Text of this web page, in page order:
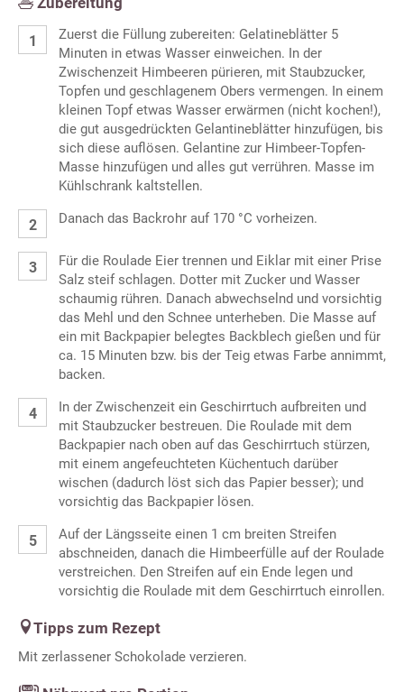
Zuerst die Füllung zubereiten: Gelatineblätter 5
Minuten in etwas Wasser einweichen. In der
Zwischenzeit Himbeeren pürieren, mit Staubzucker,
Topfen und geschlagenem Obers vermengen. In einem
kleinen Topf etwas Wasser erwärmen (nicht kochen!),
die gut ausgedrückten Gelantineblätter hinzufügen, bis
sich diese auflösen. Gelantine zur Himbeer-Topfen-
Masse hinzufügen und alles gut verrühren. Masse im
Kühlschrank kaltstellen.
Danach das Backrohr auf 170 °C vorheizen.
Für die Roulade Eier trennen und Eiklar mit einer Prise
Salz steif schlagen. Dotter mit Zucker und Wasser
schaumig rühren. Danach abwechselnd und vorsichtig
das Mehl und den Schnee unterheben. Die Masse auf
ein mit Backpapier belegtes Backblech gießen und für
ca. 15 Minuten bzw. bis der Teig etwas Farbe annimmt,
backen.
In der Zwischenzeit ein Geschirrtuch aufbreiten und
mit Staubzucker bestreuen. Die Roulade mit dem
Backpapier nach oben auf das Geschirrtuch stürzen,
mit einem angefeuchteten Küchentuch darüber
wischen (dadurch löst sich das Papier besser); und
vorsichtig das Backpapier lösen.
Auf der Längsseite einen 1 cm breiten Streifen
abschneiden, danach die Himbeerfülle auf der Roulade
verstreichen. Den Streifen auf ein Ende legen und
vorsichtig die Roulade mit dem Geschirrtuch einrollen.
Tipps zum Rezept
Mit zerlassener Schokolade verzieren.